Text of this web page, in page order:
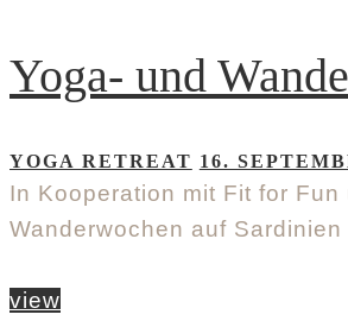
Yoga- und
YOGA RETREAT 16.
In Kooperation mit Fit for
Wanderwochen auf
view